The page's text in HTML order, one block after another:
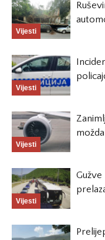
Vijesti
Vijesti
Vijesti
Vijesti